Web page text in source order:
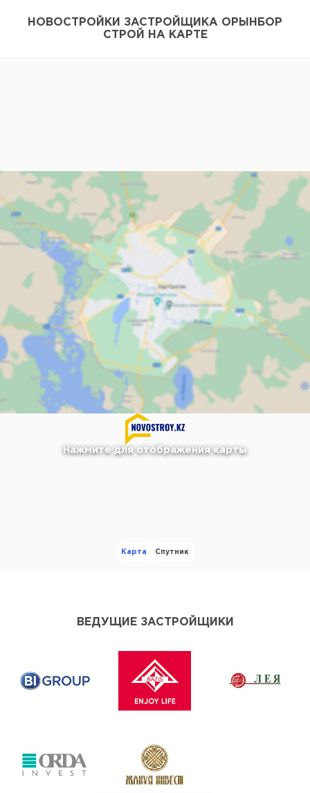
НОВОСТРОЙКИ ЗАСТРОЙЩИКА ОРЫНБОР
СТРОЙ НА КАРТЕ
Нажмите для отображения карты
Карта Спутник
ВЕДУЩИЕ ЗАСТРОЙЩИКИ